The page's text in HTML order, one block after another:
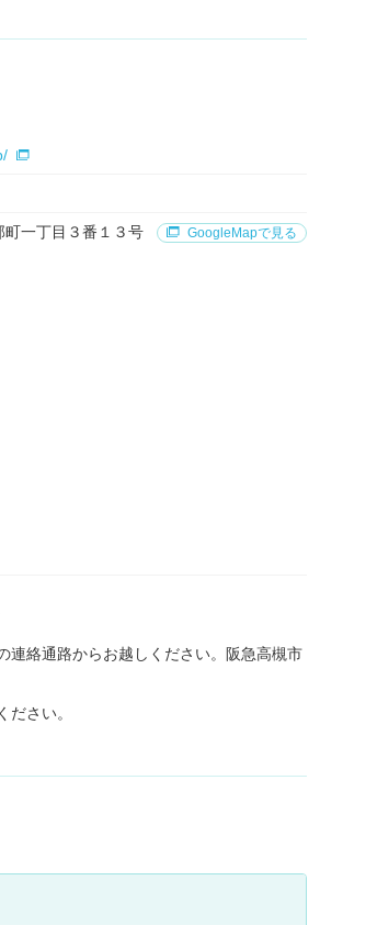
一丁目３番１３号 GoogleMapで見る
連絡通路からお越しください。阪急高槻市
ださい。